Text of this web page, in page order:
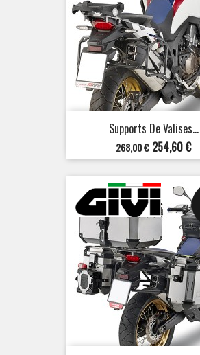
Supports De Valises...
Prix
de
base
268,00 € Prix
254,60 €